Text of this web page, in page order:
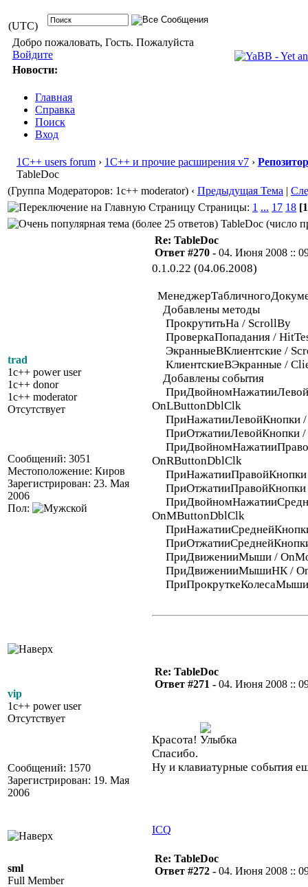
(UTC)
Добро пожаловать, Гость. Пожалуйста
Войдите
Новости:
Главная
Справка
Поиск
Вход
1С++ users forum › 1С++ и прочие расширения v7 ›
TableDoc
(Группа Модераторов: 1c++ moderator) ‹ Предыдущая Тема |
Страницы: 1 ... 17 18
TableDoc (число
trad
1c++ power user
1c++ donor
1c++ moderator
Отсутствует
Сообщений: 3051
Местоположение: Киров
Зарегистрирован: 23. Мая
2006
Пол:
Re: TableDoc
Ответ #270 - 04. Июня 2008 ::
0.1.0.22 (04.06.2008)
Добавлены методы
ПрокрутитьНа / ScrollBy
ПроверкаПопадания /
ЭкранныеВКлиентские /
КлиентскиеВЭкранные /
Добавлены события
OnLButtonDblClk
ПриНажатииЛевойКнопки /
ПриОтжатииЛевойКнопки /
OnRButtonDblClk
ПриНажатииПравойКнопки
ПриОтжатииПравойКнопки
OnMButtonDblClk
ПриДвиженииМыши /
ПриДвиженииМышиНК /
ПриПрокруткеКолесаМыши
vip
1c++ power user
Отсутствует
Сообщений: 1570
Зарегистрирован: 19. Мая
2006
Re: TableDoc
Ответ #271 - 04. Июня 2008 ::
Красота!
Спасибо.
Ну и клавиатурные события
ICQ
sml
Full Member
Re: TableDoc
Ответ #272 - 04. Июня 2008 ::